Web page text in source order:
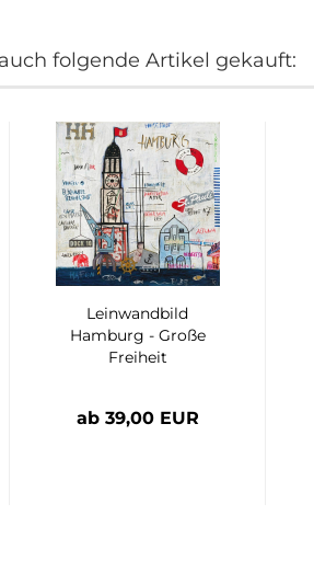
folgende Artikel gekauft:
Leinwandbild
Hamburg - Große
Freiheit
ab 39,00 EUR